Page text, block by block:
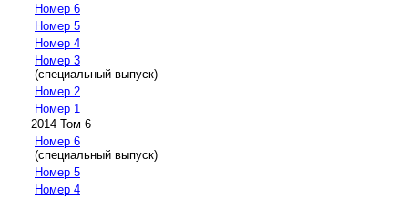
Номер 6
Номер 5
Номер 4
Номер 3
(специальный выпуск)
Номер 2
Номер 1
2014 Том 6
Номер 6
(специальный выпуск)
Номер 5
Номер 4